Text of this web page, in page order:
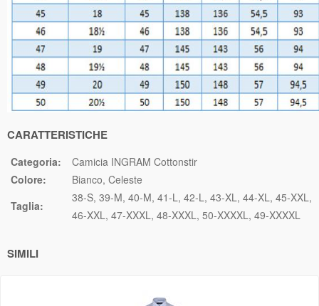
CARATTERISTICHE
Categoria:
Camicia INGRAM Cottonstir
Colore:
Bianco Celeste
Taglia:
38-S 39-M 40-M 41-L 42-L 43-XL 44-XL 45-XXL
46-XXL 47-XXXL 48-XXXL 50-XXXXL 49-XXXXL
SIMILI